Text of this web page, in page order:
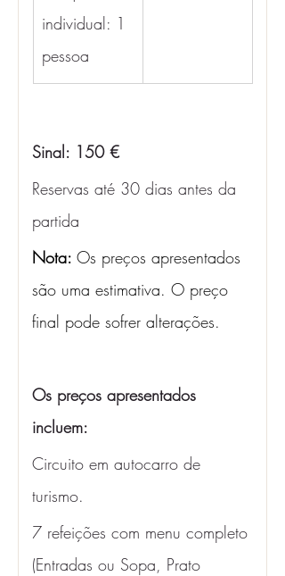
individual: 1
pessoa
Sinal: 150 €
Reservas até 30 dias antes da
partida
Nota: Os preços apresentados
são uma estimativa. O preço
final pode sofrer alterações.
Os preços apresentados
incluem:
Circuito em autocarro de
turismo.
7 refeições com menu completo
(Entradas ou Sopa, Prato